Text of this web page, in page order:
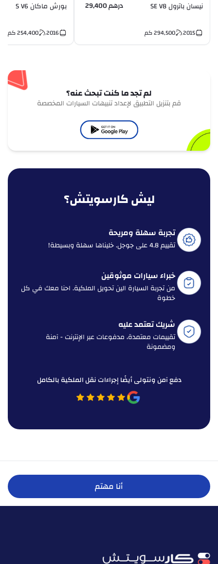
نيسان باترول SE V8 درهم 29,400
2015
294,500 كم
بورش ماكان S V6
2016
254,400 كم
لم تجد ما كنت تبحث عنه؟
قم بتنزيل التطبيق لإعداد تنبيهات السيارات المخصصة
ليش كارسويتش؟
تجربة سهلة ومريحة
تقييم 4.8 على جوجل. خليناها سهلة وبسيطة!
خبراء سيارات موثوقين
من تجربة السيارة الين تحويل الملكية. احنا معك في كل
خطوة
شريك تعتمد عليه
تقييمات معتمدة، مدفوعات عبر الإنترنت - آمنة
ومضمونة
دفع آمن ونتولى أيضًا إجراءات نقل الملكية بالكامل
أنا مهتم